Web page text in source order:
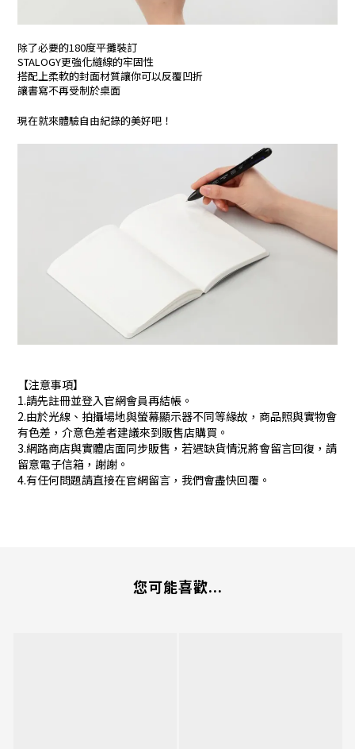
除了必要的180度平攤裝訂
STALOGY更強化縫線的牢固性
搭配上柔軟的封面材質讓你可以反覆凹折
讓書寫不再受制於桌面
現在就來體驗自由紀錄的美好吧！
【注意事項】
1.請先註冊並登入官網會員再結帳。
2.由於光線、拍攝場地與螢幕顯示器不同等緣故，商品照與實物會
有色差，介意色差者建議來到販售店購買。
3.網路商店與實體店面同步販售，若遇缺貨情況將會留言回復，請
留意電子信箱，謝謝。
4.有任何問題請直接在官網留言，我們會盡快回覆。
您可能喜歡...